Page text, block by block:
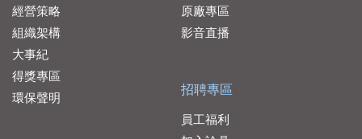
經營策略
組織架構
大事紀
得獎專區
環保聲明
原廠專區
影音直播
招聘專區
員工福利